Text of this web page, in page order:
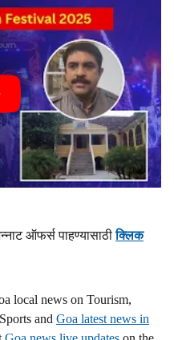
ऑफर्स पाहण्यासाठीक्लिक
local news on Tourism,
and Goa latest news in